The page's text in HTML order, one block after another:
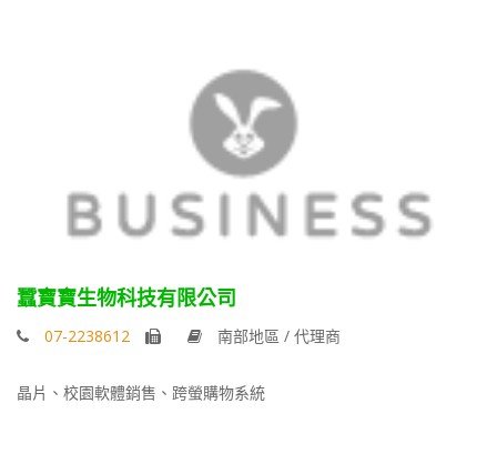
蠶寶寶生物科技有限公司
07-2238612 南部地區 / 代理商
晶片、校園軟體銷售、跨螢購物系統